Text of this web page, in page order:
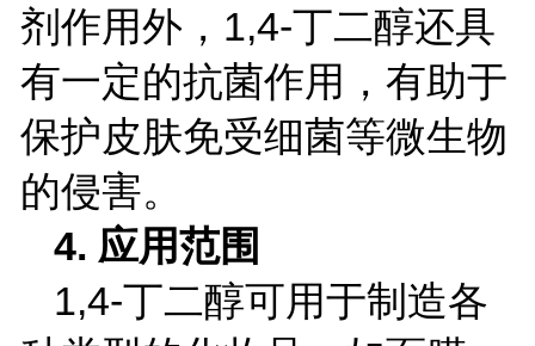
剂作用外， 1,4-丁二醇还具
有一定的抗菌作用，有助于
保护皮肤免受细菌等微生物
的侵害。
4. 应用范围
1,4-丁二醇可用于制造各